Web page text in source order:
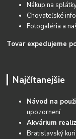
Nákup na
Chovateľské
Fotogaléria a
Tovar expedujeme
Najčítanejšie
Návod na
upozornení
Akvárium
Bratislavský